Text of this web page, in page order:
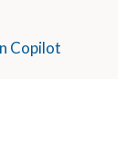
Copilot